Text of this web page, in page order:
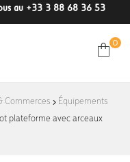
au +33 3 88 68 36 53
0
Commerces
Équipements
plateforme avec arceaux